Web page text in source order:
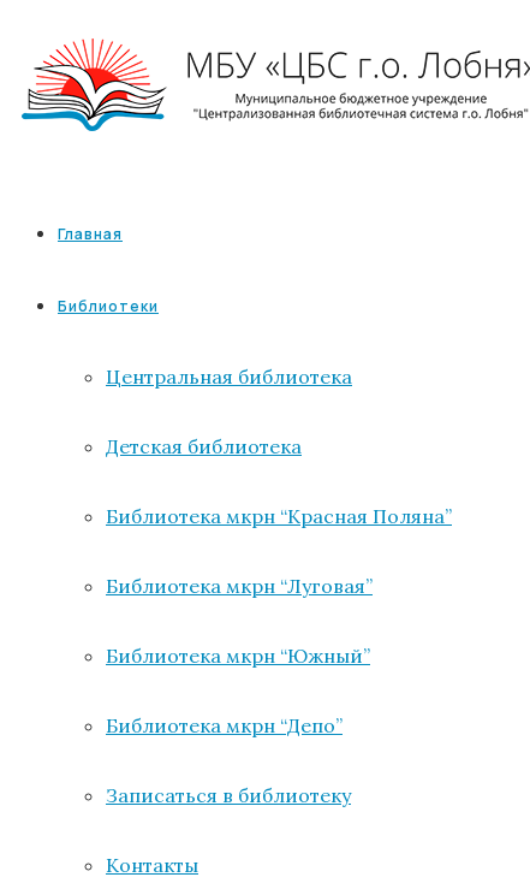
Главная
Библиотеки
Центральная библиотека
Детская библиотека
Библиотека мкрн “Красная Поляна”
Библиотека мкрн “Луговая”
Библиотека мкрн “Южный”
Библиотека мкрн “Депо”
Записаться в библиотеку
Контакты